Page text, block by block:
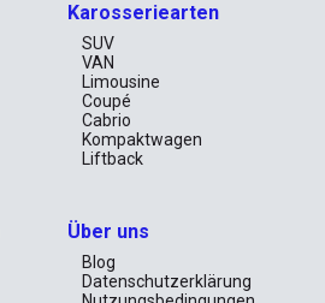
Karosseriearten
SUV
VAN
Limousine
Coupé
Cabrio
Kompaktwagen
Liftback
Über uns
Blog
Datenschutzerklärung